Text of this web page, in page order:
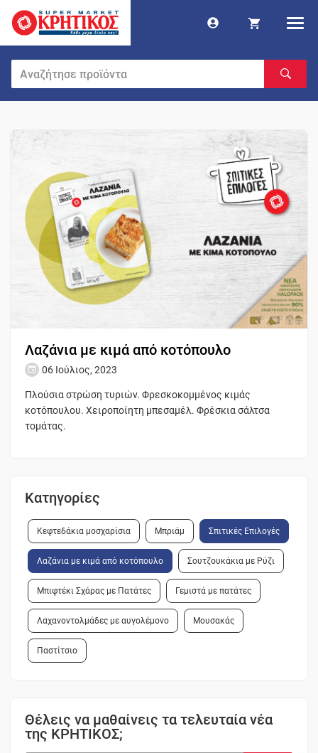
Λαζάνια με κιμά από κοτόπουλο
06 Ιούλιος, 2023
Πλούσια στρώση τυριών. Φρεσκοκομμένος κιμάς
κοτόπουλου. Χειροποίητη μπεσαμέλ. Φρέσκια σάλτσα
τομάτας.
Κατηγορίες
Κεφτεδάκια μοσχαρίσια Μπριάμ Σπιτικές Επιλογές
Λαζάνια με κιμά από κοτόπουλο Σουτζουκάκια με Ρύζι
Μπιφτέκι Σχάρας με Πατάτες Γεμιστά με πατάτες
Λαχανοντολμάδες με αυγολέμονο Μουσακάς
Παστίτσιο
Θέλεις να μαθαίνεις τα τελευταία νέα
της ΚΡΗΤΙΚΟΣ;